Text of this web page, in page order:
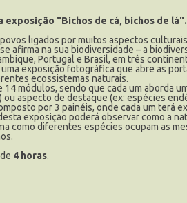
exposição "Bichos de cá, bichos de lá".
ligados por muitos aspectos
afirma na sua biodiversidade – a
Portugal e Brasil, em três
exposição fotográfica que abre as
ecossistemas naturais.
módulos, sendo que cada um aborda
aspecto de destaque (ex: espécies
por 3 painéis, onde cada um terá
exposição poderá observar como a
como diferentes espécies ocupam as
4 horas.